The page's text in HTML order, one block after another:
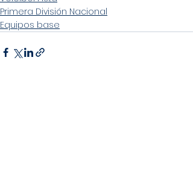
Primera División Nacional
Equipos base